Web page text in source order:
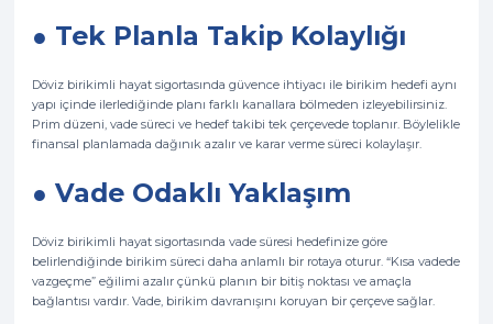
● Tek Planla Takip Kolaylığı
Döviz birikimli hayat sigortasında güvence ihtiyacı ile birikim hedefi aynı
yapı içinde ilerlediğinde planı farklı kanallara bölmeden izleyebilirsiniz.
Prim düzeni, vade süreci ve hedef takibi tek çerçevede toplanır. Böylelikle
finansal planlamada dağınık azalır ve karar verme süreci kolaylaşır.
● Vade Odaklı Yaklaşım
Döviz birikimli hayat sigortasında vade süresi hedefinize göre
belirlendiğinde birikim süreci daha anlamlı bir rotaya oturur. “Kısa vadede
vazgeçme” eğilimi azalır çünkü planın bir bitiş noktası ve amaçla
bağlantısı vardır. Vade, birikim davranışını koruyan bir çerçeve sağlar.